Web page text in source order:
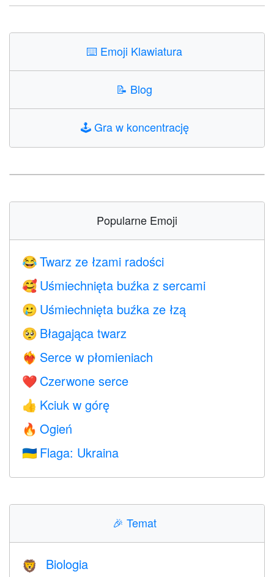
⌨️ Emoji Klawiatura
📝 Blog
🕹️Gra w koncentrację
Popularne Emoji
😂 Twarz ze łzami radości
🥰 Uśmiechnięta buźka z sercami
🥲 Uśmiechnięta buźka ze łzą
🥺 Błagająca twarz
❤️‍🔥 Serce w płomieniach
❤️ Czerwone serce
👍 Kciuk w górę
🔥 Ogień
🇺🇦 Flaga: Ukraina
🎉 Temat
🦁 Biologia